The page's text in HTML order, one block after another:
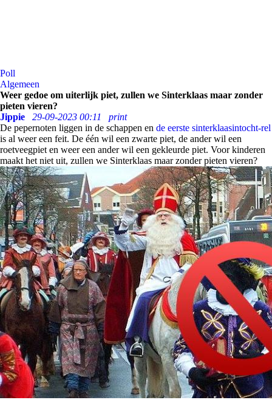
Poll
Algemeen
Weer gedoe om uiterlijk piet, zullen we Sinterklaas maar zonder
pieten vieren?
Jippie
29-09-2023 00:11
print
De pepernoten liggen in de schappen en de eerste sinterklaasintocht-rel
is al weer een feit. De één wil een zwarte piet, de ander wil een
roetveegpiet en weer een ander wil een gekleurde piet. Voor kinderen
maakt het niet uit, zullen we Sinterklaas maar zonder pieten vieren?